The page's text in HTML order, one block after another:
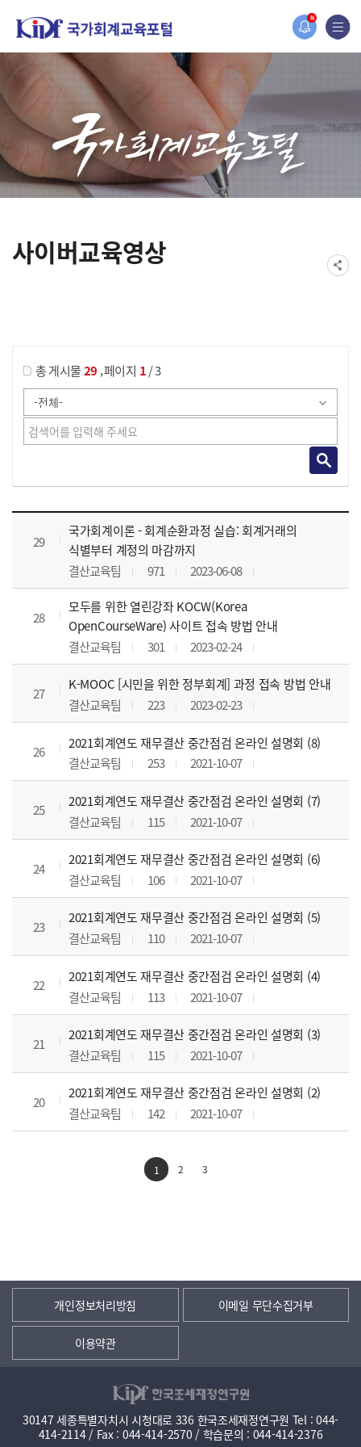
N
홈페이지가 새롭게 개편되었습니다.
한국조세재정연구원홈페이지가 새롭게 개설되었습니다.
사이버교육영상
총 게시물29 ,페이지 1/ 3
사이버교육영상 목록 으로 번호, 제목, 작성자, 조회수, 등록 일, 첨부파일로 나열 되고 있습니다.
29
국가회계이론 - 회계순환과정 실습: 회계거래의
식별부터 계정의 마감까지
결산교육팀
971 2023-06-08
28
모두를 위한 열린강좌 KOCW(Korea
OpenCourseWare) 사이트 접속 방법 안내
결산교육팀
301 2023-02-24
27
K-MOOC [시민을 위한 정부회계] 과정 접속 방법 안내
결산교육팀
223 2023-02-23
26
2021회계연도 재무결산 중간점검 온라인 설명회 (8)
결산교육팀
253 2021-10-07
25
2021회계연도 재무결산 중간점검 온라인 설명회 (7)
결산교육팀
115 2021-10-07
24
2021회계연도 재무결산 중간점검 온라인 설명회 (6)
결산교육팀
106 2021-10-07
23
2021회계연도 재무결산 중간점검 온라인 설명회 (5)
결산교육팀
110 2021-10-07
22
2021회계연도 재무결산 중간점검 온라인 설명회 (4)
결산교육팀
113 2021-10-07
21
2021회계연도 재무결산 중간점검 온라인 설명회 (3)
결산교육팀
115 2021-10-07
20
2021회계연도 재무결산 중간점검 온라인 설명회 (2)
결산교육팀
142 2021-10-07
1 2 3
개인정보처리방침 이메일 무단수집거부
이용약관
30147 세종특별자치시 시청대로 336 한국조세재정연구원 Tel : 044-
414-2114 / Fax : 044-414-2570 / 학습문의 : 044-414-2376